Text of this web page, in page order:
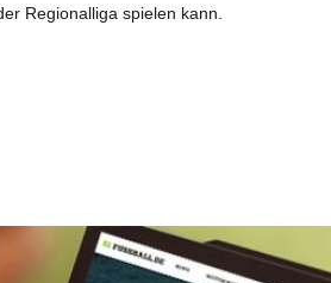
Regionalliga spielen kann.